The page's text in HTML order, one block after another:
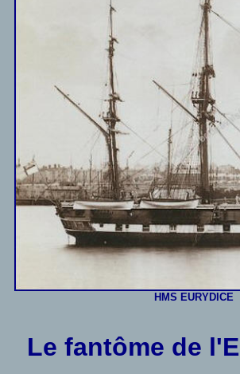
HMS EURYDICE-
Le fantôme de